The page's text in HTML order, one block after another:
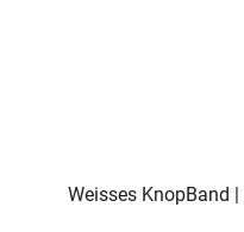
Weisses KnopBand